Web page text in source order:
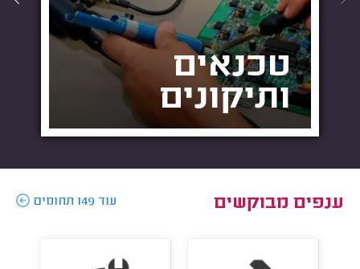
טכנאים
ותיקונים
ענפים מבוקשים עוד 149 תחומים